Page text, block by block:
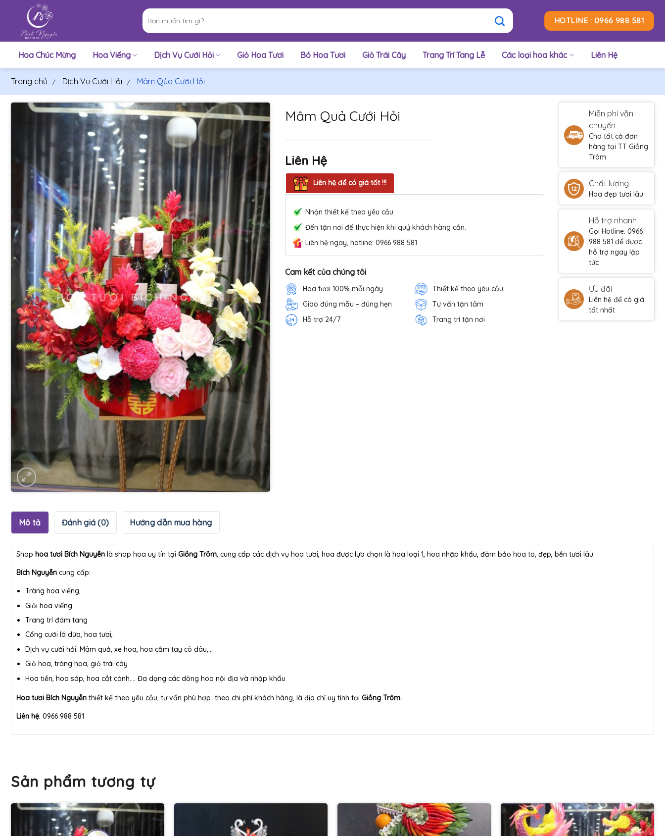
dung
Tìm
kiếm:
HOTLINE : 0966 988 581
Hoa Chúc Mừng Hoa Viếng Dịch Vụ Cưới Hỏi Giỏ Hoa Tươi Bó Hoa Tươi Giỏ Trái Cây Trang Trí Tang Lễ Các loại hoa khác Liên Hệ
Trang chủ Dịch Vụ Cưới Hỏi Mâm Qủa Cưới Hỏi
Mâm Quả Cưới Hỏi
Liên Hệ
Liên hệ để có giá tốt !!!
Nhận thiết kế theo yêu cầu.
Đến tận nơi để thực hiện khi quý khách hàng cần.
Liên hệ ngay, hotline: 0966 988 581
Cam kết của chúng tôi
Hoa tươi 100% mỗi ngày
Thiết kế theo yêu cầu
Giao đúng mẫu – đúng hẹn
Tư vấn tận tâm
Hỗ trợ 24/7
Trang trí tận nơi
Miễn phí vẫn
chuyển
Cho tất cả đơn
hàng tại TT Giồng
Trôm
Chất lượng
Hoa đẹp tươi lâu
Hỗ trợ nhanh
Gọi Hotline: 0966
988 581 để được
hỗ trợ ngay lập
tức
Ưu đãi
Liên hệ để có giá
tốt nhất
Mô tả Đánh giá (0) Hướng dẫn mua hàng
Shop hoa tươi Bích Nguyễn là shop hoa uy tín tại Giồng Trôm, cung cấp các dịch vụ hoa tươi, hoa được lựa chọn là hoa loại 1, hoa nhập khẩu, đảm bảo hoa to, đẹp, bền tươi lâu.
Bích Nguyễn cung cấp:
Tràng hoa viếng,
Giỏi hoa viếng
Trang trí đám tang
Cổng cưới lá dừa, hoa tươi,
Dịch vụ cưới hỏi: Mâm quả, xe hoa, hoa cầm tay cô dâu,…
Giỏ hoa, tràng hoa, giỏ trái cây
Hoa tiền, hoa sáp, hoa cắt cành…. Đa dạng các dòng hoa nội địa và nhập khẩu
Hoa tươi Bích Nguyễn thiết kế theo yêu cầu, tư vấn phù hợp theo chi phí khách hàng, là địa chỉ uy tính tại Giồng Trôm.
Liên hệ: 0966 988 581
Sản phẩm tương tự